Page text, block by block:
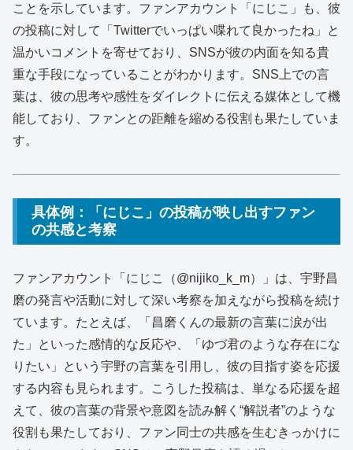
ことを示しています。ファンアカウント「にじこ」も、彼
の投稿に対して「Twitterでいっぱい喋れて良かったね」と
温かいコメントを寄せており、SNSが彼の内面を知る貴
重な手段になっていることがわかります。SNS上での言
葉は、彼の思考や感性をダイレクトに伝える媒体として機
能しており、ファンとの距離を縮める役割も果たしていま
す。
具体例：「にじこ」の投稿が映し出すファン
の共感と考察
ファンアカウント「にじこ（@nijiko_k_m）」は、宇野昌
磨の発言や活動に対して深い考察を加えながら投稿を続け
ています。たとえば、「昌磨くんの最新の言葉に涙が出
た」といった感情的な反応や、「ゆづ君のような存在にな
りたい」という宇野の言葉を引用し、彼の目指す姿を応援
する内容も見られます。こうした投稿は、単なる応援を超
えて、彼の言葉の背景や意図を読み解く“解説者”のような
役割も果たしており、ファン同士の共感を生むきっかけに